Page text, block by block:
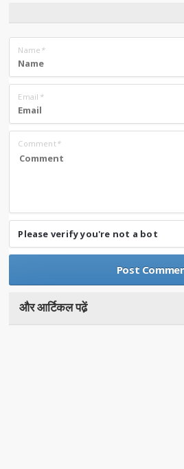
Name *
Email *
Comment*
Please verify you're not a bot
और आर्टिकल पढे़ं